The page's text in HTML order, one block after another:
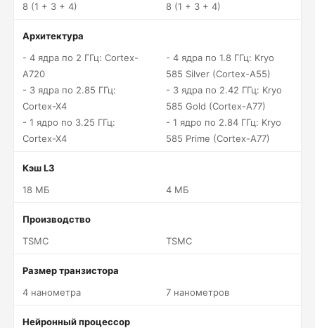
8 (1 + 3 + 4)
8 (1 + 3 + 4)
Архитектура
- 4 ядра по 2 ГГц: Cortex-
A720
- 3 ядра по 2.85 ГГц:
Cortex-X4
- 1 ядро по 3.25 ГГц:
Cortex-X4
- 4 ядра по 1.8 ГГц: Kryo
585 Silver (Cortex-A55)
- 3 ядра по 2.42 ГГц: Kryo
585 Gold (Cortex-A77)
- 1 ядро по 2.84 ГГц: Kryo
585 Prime (Cortex-A77)
Кэш L3
18 МБ
4 МБ
Производство
TSMC
TSMC
Размер транзистора
4 нанометра
7 нанометров
Нейронный процессор